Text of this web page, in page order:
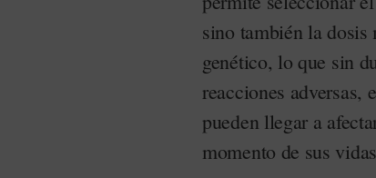
sino también la dosis
genético, lo que sin
reacciones adversas,
pueden llegar a
momento de sus